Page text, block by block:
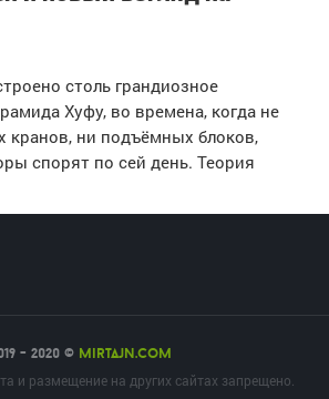
столь грандиозное
Хуфу, во времена, когда не
ни подъёмных блоков,
спорят по сей день. Теория
- 2020 © mirtajn.com
и размещение на других сайтах запрещено.